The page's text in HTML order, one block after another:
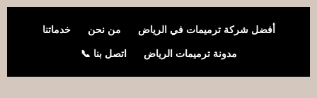
أفضل شركة ترميمات في الرياض من نحن خدماتنا
مدونة ترميمات الرياض اتصل بنا 📞
تخطي